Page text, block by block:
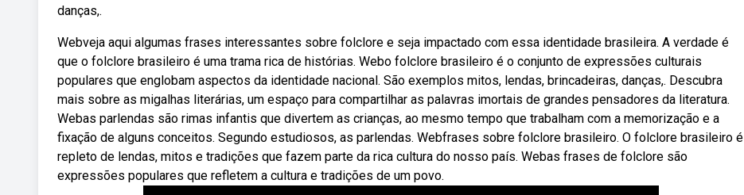
danças,.
Webveja aqui algumas frases interessantes sobre folclore e seja impactado com essa identidade brasileira. A verdade é
que o folclore brasileiro é uma trama rica de histórias. Webo folclore brasileiro é o conjunto de expressões culturais
populares que englobam aspectos da identidade nacional. São exemplos mitos, lendas, brincadeiras, danças,. Descubra
mais sobre as migalhas literárias, um espaço para compartilhar as palavras imortais de grandes pensadores da literatura.
Webas parlendas são rimas infantis que divertem as crianças, ao mesmo tempo que trabalham com a memorização e a
fixação de alguns conceitos. Segundo estudiosos, as parlendas. Webfrases sobre folclore brasileiro. O folclore brasileiro é
repleto de lendas, mitos e tradições que fazem parte da rica cultura do nosso país. Webas frases de folclore são
expressões populares que refletem a cultura e tradições de um povo.